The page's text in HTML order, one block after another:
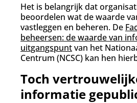
Het is belangrijk dat
beoordelen wat de waarde
vastleggen en beheren. De
beheersen: de waarde van
uitgangspuntvan het
Centrum (NCSC) kan hen
Toch
informatie